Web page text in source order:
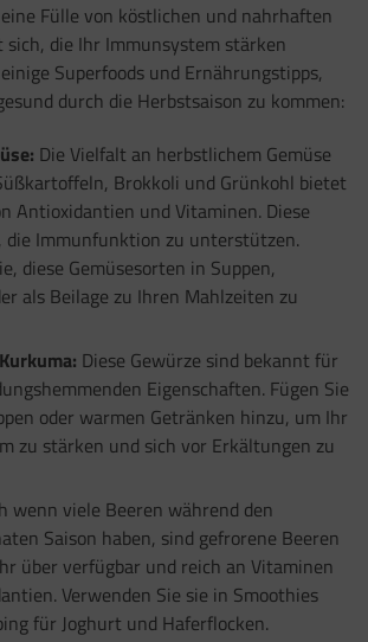
Fülle von köstlichen und nahrhaften
die Ihr Immunsystem stärken
Superfoods und Ernährungstipps,
durch die Herbstsaison zu kommen:
Die Vielfalt an herbstlichem Gemüse
Brokkoli und Grünkohl bietet
Antioxidantien und Vitaminen. Diese
die Immunfunktion zu unterstützen.
diese Gemüsesorten in Suppen,
als Beilage zu Ihren Mahlzeiten zu
Diese Gewürze sind bekannt für
Eigenschaften. Fügen Sie
oder warmen Getränken hinzu, um Ihr
zu stärken und sich vor Erkältungen zu
wenn viele Beeren während den
Saison haben, sind gefrorene Beeren
über verfügbar und reich an Vitaminen
Verwenden Sie sie in Smoothies
für Joghurt und Haferflocken.